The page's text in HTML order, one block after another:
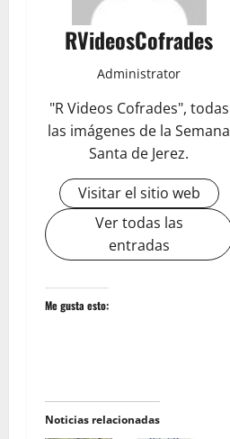
RVideosCofrades
Administrator
"R Videos Cofrades", todas
las imágenes de la Semana
Santa de Jerez.
Visitar el sitio web
Ver todas las
entradas
Me gusta esto:
Noticias relacionadas